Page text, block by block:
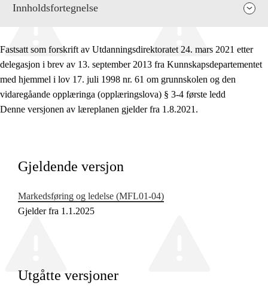
Innholdsfortegnelse
Fagenes relevans og sentrale verdier
Grunnleggende ferdigheter
Fastsatt som forskrift av Utdanningsdirektoratet 24. mars 2021 etter
delegasjon i brev av 13. september 2013 fra Kunnskapsdepartementet
med hjemmel i lov 17. juli 1998 nr. 61 om grunnskolen og den
vidaregåande opplæringa (opplæringslova) § 3-4 første ledd
Denne versjonen av læreplanen gjelder fra 1.8.2021.
Gjeldende versjon
Markedsføring og ledelse (MFL01‑04)
Gjelder fra 1.1.2025
Utgåtte versjoner